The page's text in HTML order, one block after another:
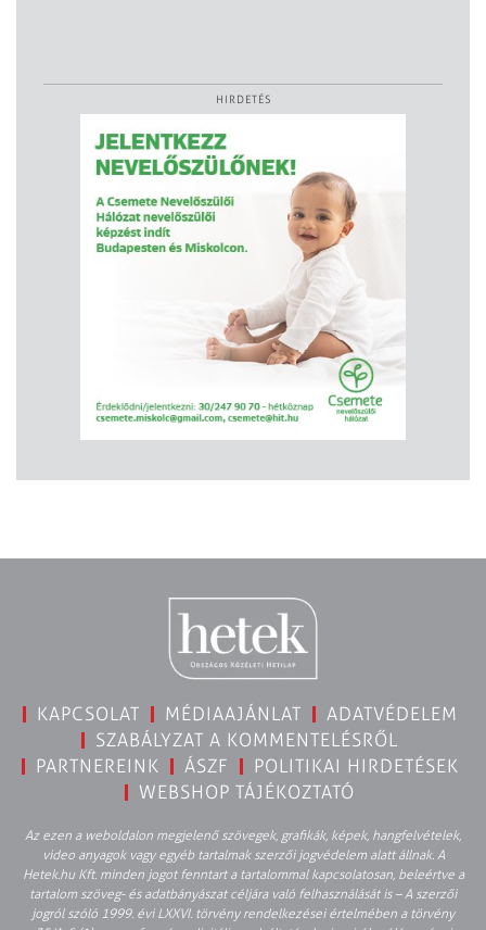
HIRDETÉS
KAPCSOLAT MÉDIAAJÁNLAT
ADATVÉDELEM
SZABÁLYZAT A KOMMENTELÉSRŐL
PARTNEREINK
ÁSZF
POLITIKAI HIRDETÉSEK
WEBSHOP TÁJÉKOZTATÓ
Az ezen a weboldalon megjelenő szövegek, grafikák, képek, hangfelvételek,
video anyagok vagy egyéb tartalmak szerzői jogvédelem alatt állnak. A
Hetek.hu Kft. minden jogot fenntart a tartalommal kapcsolatosan, beleértve a
tartalom szöveg- és adatbányászat céljára való felhasználását is – A szerzői
jogról szóló 1999. évi LXXVI. törvény rendelkezései értelmében a törvény